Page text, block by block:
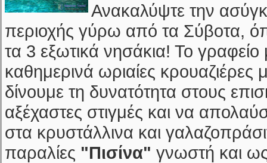
Ανακαλύψτε την
περιοχής γύρω από τα Σύβοτα,
τα 3 εξωτικά νησάκια! Το γραφείο
καθημερινά ωριαίες κρουαζιέρες
δίνουμε τη δυνατότητα στους
αξέχαστες στιγμές και να
στα κρυστάλλινα και
παραλίες "Πισίνα" γνωστή και